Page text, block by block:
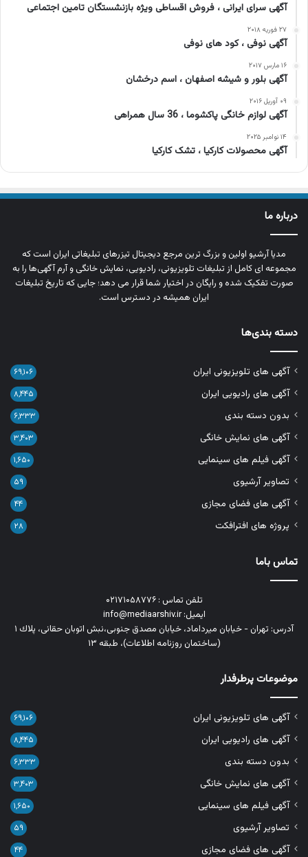
آگهی سرای ایرانی ، فروش اقساطی ویژه بازنشستگان تامین اجتماعی
۲۷ فوریه ۲۰۱۸
آگهی نوفی ، کود های نوفی
۱۶ مارس ۲۰۱۷
آگهی بلور و شیشه اصفهان ، اسم درخشان
۰۹ آوریل ۲۰۱۶
آگهی لوازم خانگی پاکشوما ، 36 سال همراهی
۱۴ نوامبر ۲۰۲۵
آگهی محصولات کارکیا ، تشک کارکیا
درباره ما
مدیا آرشیو اولین و بزرگ‌ ترین مرجع دیجیتال تیزرهای تبلیغاتی ایران است که
مجموعه‌ ای کامل از تبلیغات تلویزیونی، رادیویی، نمایش خانگی و آرم‌ آگهی‌ها را به‌
صورت تفکیک‌ شده و رایگان در اختیار شما قرار می‌ دهد؛ جایی که تاریخ تبلیغات
ایران همیشه در دسترس است.
دسته بندی‌ها
آگهی های تلویزیونی ایران ۶۹,۱۰۶
آگهی های رادیویی ایران ۸,۴۴۵
بدون دسته بندی ۶,۳۳۳
آگهی های نمایش خانگی ۳,۴۰۳
آگهی فیلم های سینمایی ۱,۶۵۰
تصاویر آرشیوی ۵۹
آگهی های فضای مجازی ۴۴
پروژه های افترافکت ۲۸
تماس باما
تلفن تماس : ۰۲۱۷۱۰۵۸۷۷۶
ایمیل: info@mediaarshiv.ir
آدرس: تهران - خیابان میرداماد، خیابان مصدق جنوبی،نبش اتوبان حقانی، پلاك ١
(ساختمان روزنامه اطلاعات)، طبقه ۱۳
موضوعات پرطرفدار
آگهی های تلویزیونی ایران ۶۹,۱۰۶
آگهی های رادیویی ایران ۸,۴۴۵
بدون دسته بندی ۶,۳۳۳
آگهی های نمایش خانگی ۳,۴۰۳
آگهی فیلم های سینمایی ۱,۶۵۰
تصاویر آرشیوی ۵۹
آگهی های فضای مجازی ۴۴